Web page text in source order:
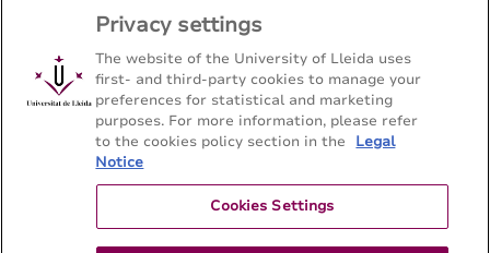
Privacy settings
The website of the University of Lleida uses
first- and third-party cookies to manage your
preferences for statistical and marketing
purposes. For more information, please refer
to the cookies policy section in the
Legal
Notice
Cookies Settings